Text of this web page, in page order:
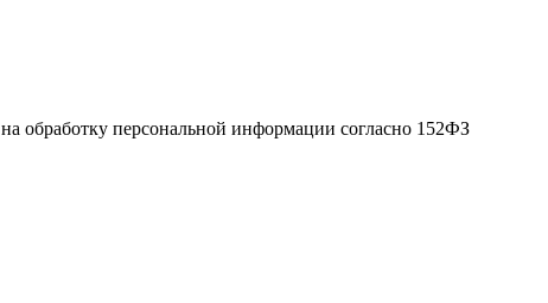
на обработку персональной информации согласно 152ФЗ